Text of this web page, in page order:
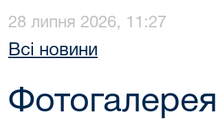
28 липня 2026, 11:27
Всі новини
Фотогалерея